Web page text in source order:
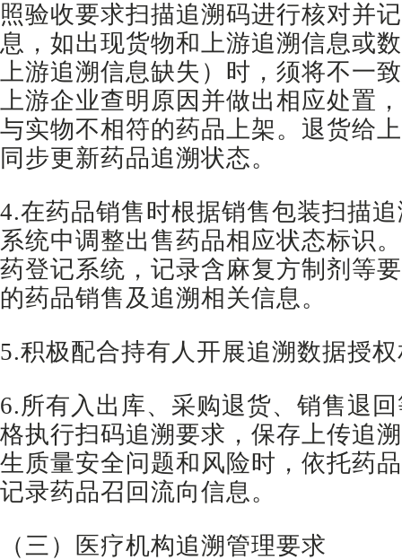
照验收要求扫描追溯码进行核对并
息，如出现货物和上游追溯信息或
上游追溯信息缺失）时，须将不一
上游企业查明原因并做出相应处置
与实物不相符的药品上架。退货给
同步更新药品追溯状态。
4.在药品销售时根据销售包装扫描
系统中调整出售药品相应状态标识
药登记系统，记录含麻复方制剂等
的药品销售及追溯相关信息。
5.积极配合持有人开展追溯数据授
6.所有入出库、采购退货、销售退
格执行扫码追溯要求，保存上传追
生质量安全问题和风险时，依托药
记录药品召回流向信息。
（三）医疗机构追溯管理要求